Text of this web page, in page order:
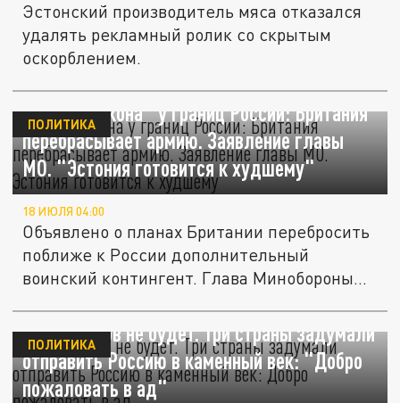
Эстонский производитель мяса отказался
удалять рекламный ролик со скрытым
оскорблением.
"Зубы дракона" у границ России: Британия
перебрасывает армию. Заявление главы
МО. "Эстония готовится к худшему"
ПОЛИТИКА
18 ИЮЛЯ 04:00
Объявлено о планах Британии перебросить
поближе к России дополнительный
воинский контингент. Глава Минобороны...
Переговоров не будет. Три страны задумали
отправить Россию в каменный век: "Добро
пожаловать в ад"
ПОЛИТИКА